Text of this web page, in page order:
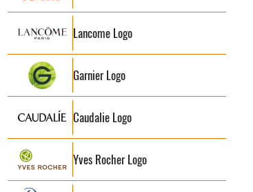
Lancome Logo
Garnier Logo
Caudalie Logo
Yves Rocher Logo